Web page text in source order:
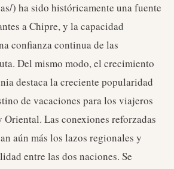
) ha sido históricamente una fuente
a Chipre, y la capacidad
confianza continua de las
Del mismo modo, el crecimiento
destaca la creciente popularidad
de vacaciones para los viajeros
Oriental. Las conexiones reforzadas
aún más los lazos regionales y
entre las dos naciones. Se